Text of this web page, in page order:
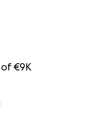
of€9K